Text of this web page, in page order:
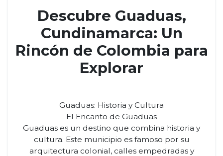
Descubre Guaduas,
Cundinamarca: Un
Rincón de Colombia para
Explorar
Guaduas: Historia y Cultura
El Encanto de Guaduas
Guaduas es un destino que combina historia y
cultura. Este municipio es famoso por su
arquitectura colonial, calles empedradas y